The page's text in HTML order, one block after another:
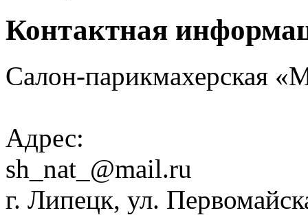
Контактная
Салон-парикмахерская
Адрес:
sh_nat_@mail.ru
г. Липецк, ул.